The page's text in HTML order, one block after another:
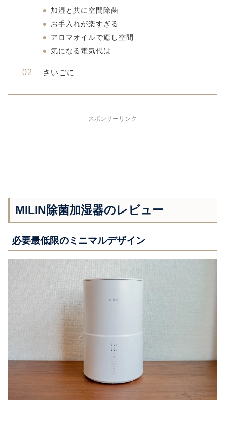
加湿と共に空間除菌
お手入れが楽すぎる
アロマオイルで癒し空間
気になる電気代は…
さいごに
スポンサーリンク
MILIN除菌加湿器のレビュー
必要最低限のミニマルデザイン